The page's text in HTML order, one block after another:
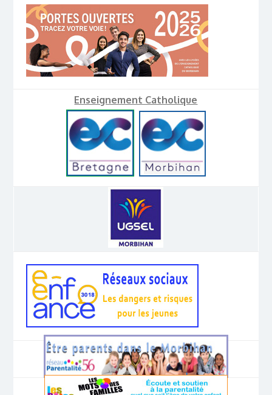
Enseignement Catholique